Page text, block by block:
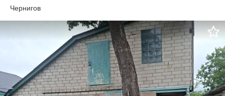
Чернигов